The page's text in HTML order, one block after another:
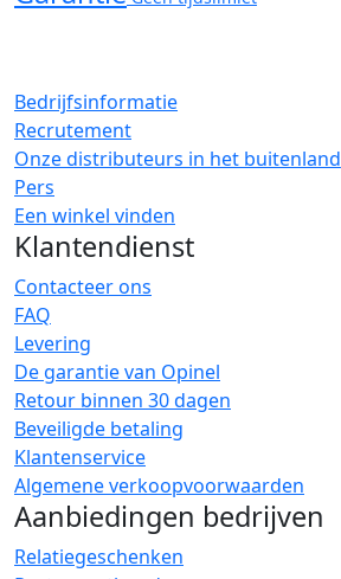
Bedrijfsinformatie
Recrutement
Onze distributeurs in het buitenland
Pers
Een winkel vinden
Klantendienst
Contacteer ons
FAQ
Levering
De garantie van Opinel
Retour binnen 30 dagen
Beveiligde betaling
Klantenservice
Algemene verkoopvoorwaarden
Aanbiedingen bedrijven
Relatiegeschenken